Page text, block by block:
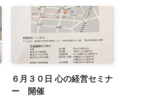
６月３０日 心の経営セミナ
ー 開催